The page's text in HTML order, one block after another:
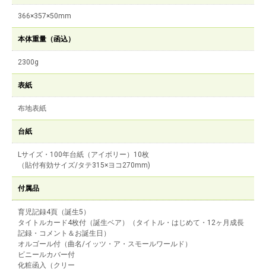
366×357×50mm
本体重量（函込）
2300g
表紙
布地表紙
台紙
Lサイズ・100年台紙（アイボリー）10枚
（貼付有効サイズ/タテ315×ヨコ270mm)
付属品
育児記録4頁（誕生5）
タイトルカード4枚付（誕生ベア）（タイトル・はじめて・12ヶ月成長
記録・コメント＆お誕生日）
オルゴール付（曲名/イッツ・ア・スモールワールド）
ビニールカバー付
化粧函入（クリー